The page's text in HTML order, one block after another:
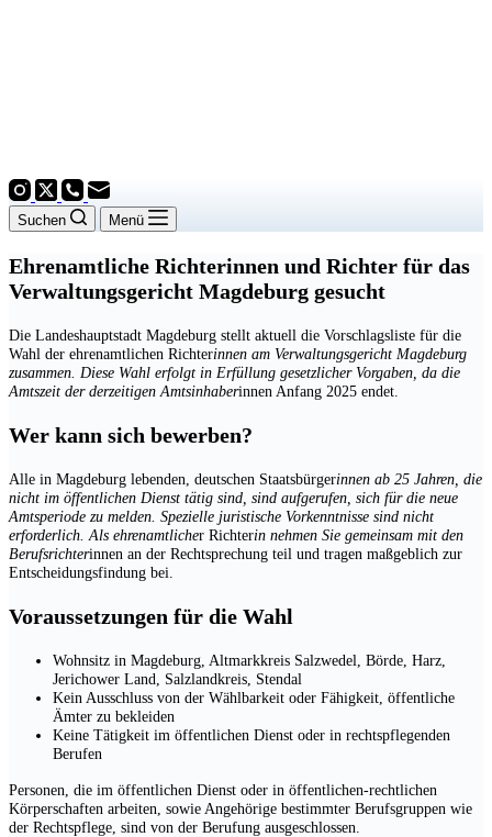
Suchen Menü
Ehrenamtliche Richterinnen und Richter für das
Verwaltungsgericht Magdeburg gesucht
Die Landeshauptstadt Magdeburg stellt aktuell die Vorschlagsliste für die
Wahl der ehrenamtlichen Richterinnen am Verwaltungsgericht Magdeburg
zusammen. Diese Wahl erfolgt in Erfüllung gesetzlicher Vorgaben, da die
Amtszeit der derzeitigen Amtsinhaberinnen Anfang 2025 endet.
Wer kann sich bewerben?
Alle in Magdeburg lebenden, deutschen Staatsbürgerinnen ab 25 Jahren, die
nicht im öffentlichen Dienst tätig sind, sind aufgerufen, sich für die neue
Amtsperiode zu melden. Spezielle juristische Vorkenntnisse sind nicht
erforderlich. Als ehrenamtlicher Richterin nehmen Sie gemeinsam mit den
Berufsrichterinnen an der Rechtsprechung teil und tragen maßgeblich zur
Entscheidungsfindung bei.
Voraussetzungen für die Wahl
Wohnsitz in Magdeburg, Altmarkkreis Salzwedel, Börde, Harz,
Jerichower Land, Salzlandkreis, Stendal
Kein Ausschluss von der Wählbarkeit oder Fähigkeit, öffentliche
Ämter zu bekleiden
Keine Tätigkeit im öffentlichen Dienst oder in rechtspflegenden
Berufen
Personen, die im öffentlichen Dienst oder in öffentlichen-rechtlichen
Körperschaften arbeiten, sowie Angehörige bestimmter Berufsgruppen wie
der Rechtspflege, sind von der Berufung ausgeschlossen.